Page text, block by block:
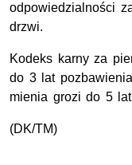
odpowiedzialności
drzwi.
Kodeks karny za
do 3 lat
mienia grozi do 5
(DK/TM)